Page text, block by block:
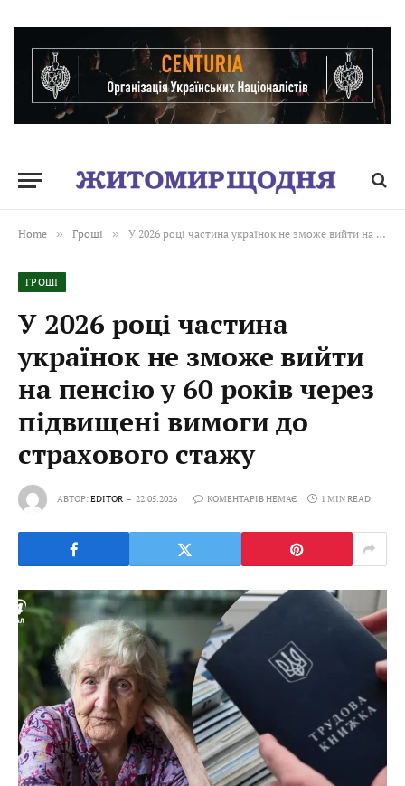
Home » Гроші » У 2026 році частина українок не зможе вийти на пенсію у 60 років через підвищені вимоги до страхового стажу
ГРОШІ
У 2026 році частина
українок не зможе вийти
на пенсію у 60 років через
підвищені вимоги до
страхового стажу
АВТОР:EDITOR 22.05.2026 КОМЕНТАРІВ НЕМАЄ 1 MIN READ